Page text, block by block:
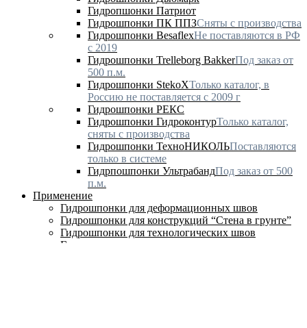
Гидропшонки Патриот
Гидрошпонки ПК ППЗСняты с производства
Гидрошпонки BesaflexНе поставляются в РФ
с 2019
Гидрошпонки Trelleborg BakkerПод заказ от
500 п.м.
Гидрошпонки StekoXТолько каталог, в
Россию не поставляется с 2009 г
Гидрошпонки РЕКС
Гидрошпонки ГидроконтурТолько каталог,
сняты с производства
Гидрошпонки ТехноНИКОЛЬПоставляются
только в системе
Гидрпошпонки УльтрабандПод заказ от 500
п.м.
Применение
Гидрошпонки для деформационных швов
Гидрошпонки для конструкций “Стена в грунте”
Гидрошпонки для технологических швов
Гидрошпонки для усадочных стеновых швов